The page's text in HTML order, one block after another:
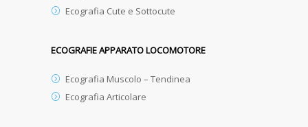
Ecografia Cute e Sottocute
ECOGRAFIE APPARATO LOCOMOTORE
Ecografia Muscolo – Tendinea
Ecografia Articolare